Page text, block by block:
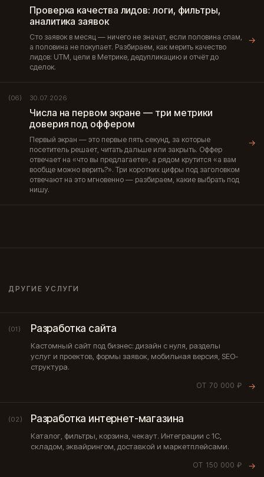
Проверка качества лидов: логи, фильтры,
аналитика заявок
Сто заявок в месяц — ничего не значат, если половина спам,
а половина не покупает. Разбираем, как мерить качество
лидов: UTM, цели в Метрике, дедупликацию и отчёт до
сделок.
→
(06) 30.07.2026
Числа на первом экране — три метрики
доверия под оффером
Первый экран — это первые пять секунд, за которые
посетитель решает, читать дальше или закрыть. Оффер
отвечает на «что вы предлагаете», а рядом крутится «а вам
вообще можно верить?». Три коротких цифры под заголовком
отвечают на это мгновенно — разбираем, какие выбрать под
нишу.
→
ДРУГИЕ УСЛУГИ
(01) Разработка сайта
Кастомный сайт под бизнес: дизайн с нуля, разделы
услуг и проектов, формы заявок, мобильная версия, SEO-
структура.
ОТ 70 000 ₽ →
(02) Разработка интернет-магазина
Каталог, фильтры, корзина, чекаут. Интеграции с 1С,
складом, эквайрингом, доставкой и маркетплейсами.
ОТ 150 000 ₽ →